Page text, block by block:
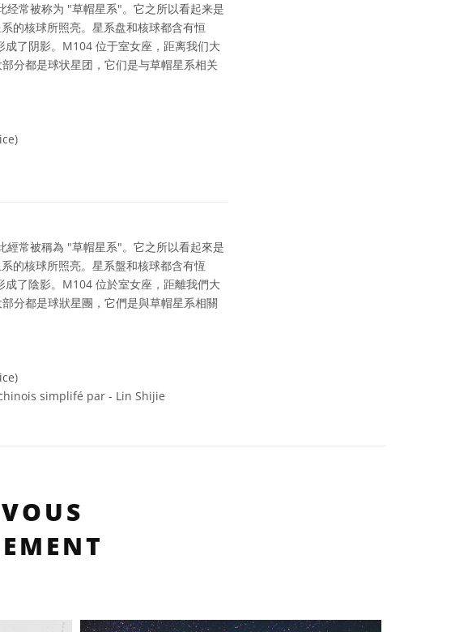
常被称为 "草帽星系"。它之所以看起来是
的核球所照亮。星系盘和核球都含有恒
了阴影。M104 位于室女座，距离我们大
分都是球状星团，它们是与草帽星系相关
常被稱為 "草帽星系"。它之所以看起來是
的核球所照亮。星系盤和核球都含有恆
了陰影。M104 位於室女座，距離我們大
分都是球狀星團，它們是與草帽星系相關
simplifé par - Lin Shijie